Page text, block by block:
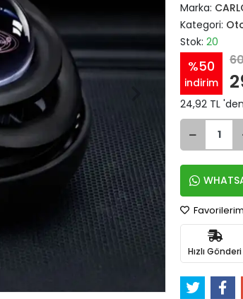
Marka:
Kategori:
Stok: 20
%50
indirim
24,92 TL
Hızlı Gönderi